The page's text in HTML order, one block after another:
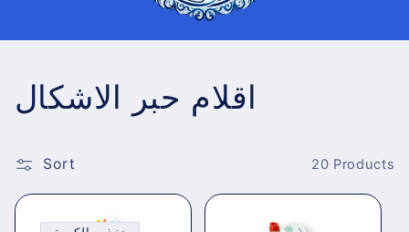
C
l
l
اقلام حبر الاشكال
Sort 20 Products